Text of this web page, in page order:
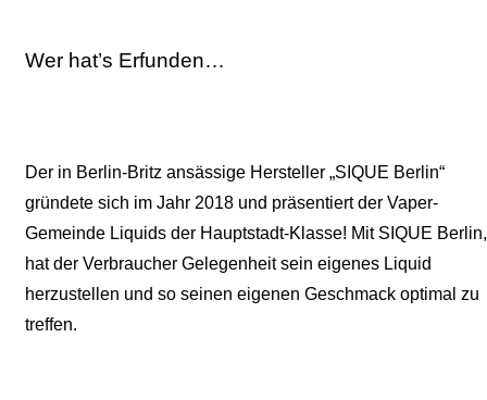
Wer hat’s Erfunden…
Der in Berlin-Britz ansässige Hersteller „SIQUE Berlin“
gründete sich im Jahr 2018 und präsentiert der Vaper-
Gemeinde Liquids der Hauptstadt-Klasse! Mit SIQUE Berlin,
hat der Verbraucher Gelegenheit sein eigenes Liquid
herzustellen und so seinen eigenen Geschmack optimal zu
treffen.